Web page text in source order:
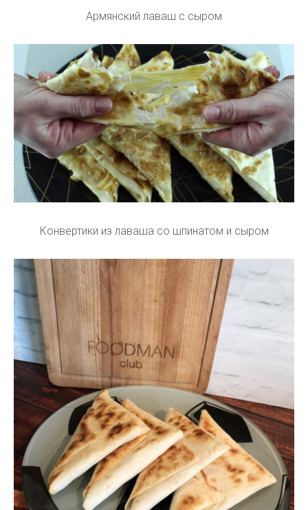
Армянский лаваш с сыром
Конвертики из лаваша со шпинатом и сыром